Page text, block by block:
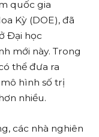
quốc gia
Kỳ (DOE), đã
Đại học
mới này. Trong
thể đưa ra
hình số trị
nhiều.
các nhà nghiên